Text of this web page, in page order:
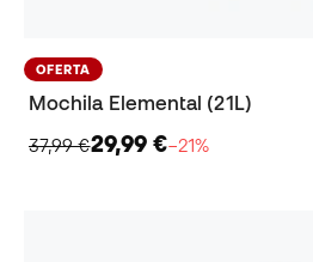
OFERTA
Mochila Elemental (21L)
37,99 €29,99 €−21%